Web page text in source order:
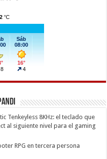
Tenkeyless 8KHz: el teclado que
al siguiente nivel para el gaming
RPG en tercera persona